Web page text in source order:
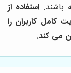
باشند.استفاده از
کامل کاربران را
می کند.